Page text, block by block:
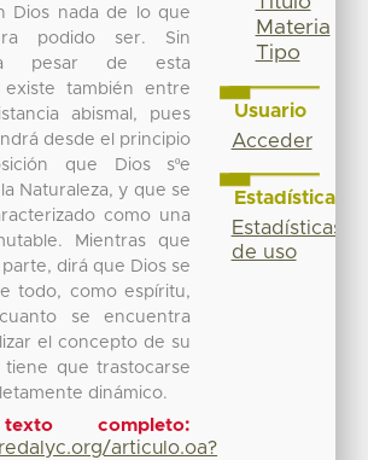
Dios nada de lo que
podido ser. Sin
a pesar de esta
existe también entre
abismal, pues
desde el principio
que Dios sºe
Naturaleza, y que se
como una
Mientras que
dirá que Dios se
todo, como espíritu,
se encuentra
el concepto de su
tiene que trastocarse
dinámico.
completo:
articulo.oa?
Materia
Tipo
Usuario
Acceder
Estadísticas
Estadísticas
de uso